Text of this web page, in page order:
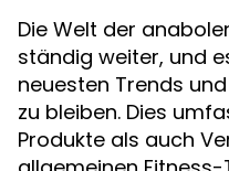
Die Welt der
ständig weiter, und
neuesten Trends
zu bleiben. Dies
Produkte als auch